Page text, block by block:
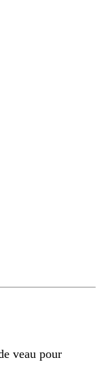
veau pour